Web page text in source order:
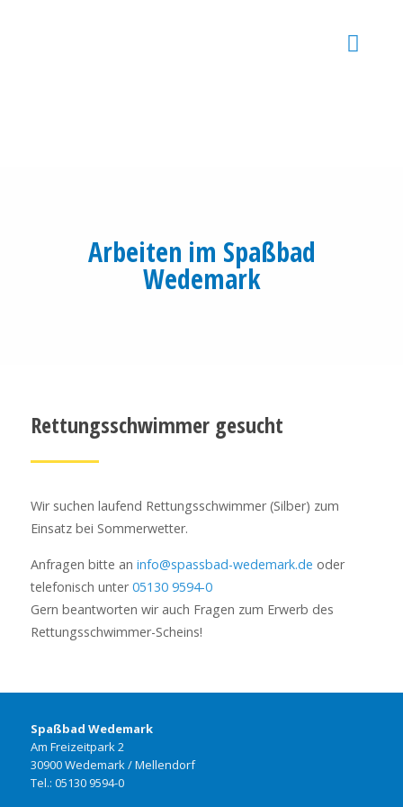
Arbeiten im Spaßbad
Wedemark
Rettungsschwimmer gesucht
Wir suchen laufend Rettungsschwimmer (Silber) zum
Einsatz bei Sommerwetter.
Anfragen bitte an info@spassbad-wedemark.de oder
telefonisch unter05130 9594-0
Gern beantworten wir auch Fragen zum Erwerb des
Rettungsschwimmer-Scheins!
Spaßbad Wedemark
Am Freizeitpark 2
30900 Wedemark / Mellendorf
Tel.: 05130 9594-0